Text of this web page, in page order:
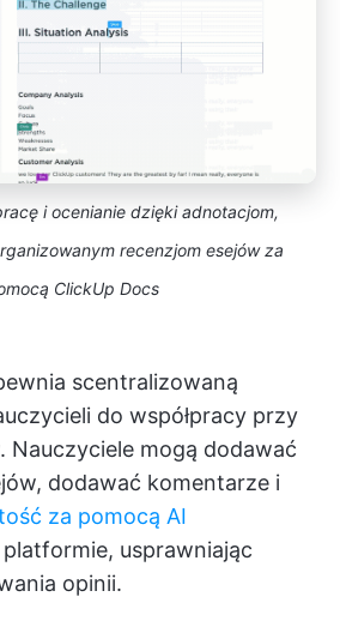
i ocenianie dzięki adnotacjom,
recenzjom esejów za
ClickUp Docs
scentralizowaną
do współpracy przy
Nauczyciele mogą dodawać
dodawać komentarze i
za pomocą AI
usprawniając
opinii.